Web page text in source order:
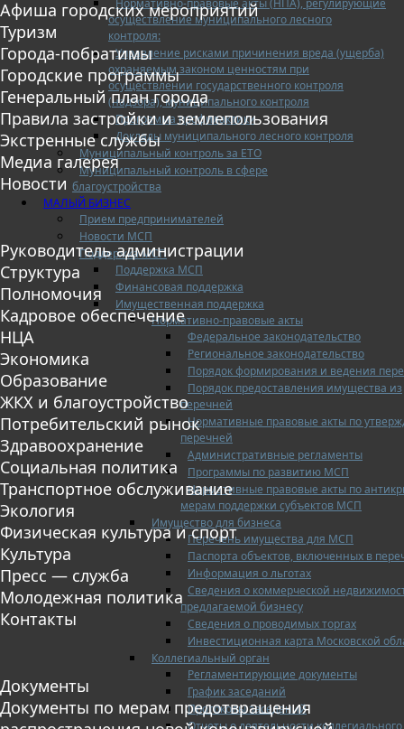
осуществление муниципального лесного
контроля:
Управление рисками причинения вреда (ущерба)
охраняемым законом ценностям при
осуществлении государственного контроля
(надзора), муниципального контроля
Программа профилактики
Доклады муниципального лесного контроля
Муниципальный контроль за ЕТО
Муниципальный контроль в сфере
благоустройства
МАЛЫЙ БИЗНЕС
Прием предпринимателей
Новости МСП
Поддержка МСП
Поддержка МСП
Финансовая поддержка
Имущественная поддержка
Нормативно-правовые акты
Федеральное законодательство
Региональное законодательство
Порядок формирования и ведения
Порядок предоставления имущества из
перечней
Нормативные правовые акты по
перечней
Административные регламенты
Программы по развитию МСП
Нормативные правовые акты по
мерам поддержки субъектов МСП
Имущество для бизнеса
Перечень имущества для МСП
Паспорта объектов, включенных в
Информация о льготах
Сведения о коммерческой
предлагаемой бизнесу
Сведения о проводимых торгах
Инвестиционная карта Московской
Коллегиальный орган
Регламентирующие документы
График заседаний
Протоколы заседаний
Отчеты о деятельности
Афиша городских мероприятий
Туризм
Города-побратимы
Городские программы
Генеральный план города
Правила застройки и землепользования
Экстренные службы
Медиа галерея
Новости
Руководитель администрации
Структура
Полномочия
Кадровое обеспечение
НЦА
Экономика
Образование
ЖКХ и благоустройство
Потребительский рынок
Здравоохранение
Социальная политика
Транспортное обслуживание
Экология
Физическая культура и спорт
Культура
Пресс — служба
Молодежная политика
Контакты
Документы
Документы по мерам предотвращения